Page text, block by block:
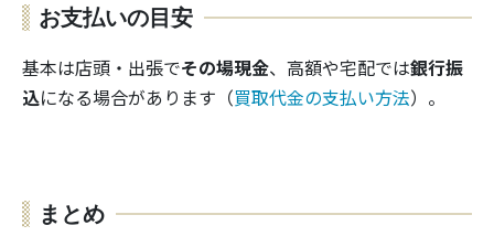
お支払いの目安
基本は店頭・出張でその場現金、高額や宅配では銀行振
込になる場合があります（買取代金の支払い方法）。
まとめ